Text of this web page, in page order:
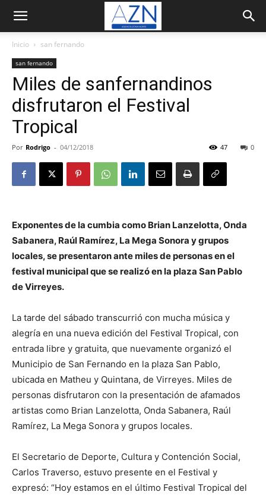
Inicio san fernando
san fernando
Miles de sanfernandinos
disfrutaron el Festival
Tropical
Por Rodrigo - 04/12/2018 0
47
Exponentes de la cumbia como Brian Lanzelotta, Onda
Sabanera, Raúl Ramírez, La Mega Sonora y grupos
locales, se presentaron ante miles de personas en el
festival municipal que se realizó en la plaza San Pablo
de Virreyes.
La tarde del sábado transcurrió con mucha música y
alegría en una nueva edición del Festival Tropical, con
entrada libre y gratuita, que nuevamente organizó el
Municipio de San Fernando en la plaza San Pablo,
ubicada en Matheu y Quintana, de Virreyes. Miles de
personas disfrutaron con la presentación de afamados
artistas como Brian Lanzelotta, Onda Sabanera, Raúl
Ramírez, La Mega Sonora y grupos locales.
El Secretario de Deporte, Cultura y Contención Social,
Carlos Traverso, estuvo presente en el Festival y
expresó: “Hoy estamos en el último Festival Tropical del